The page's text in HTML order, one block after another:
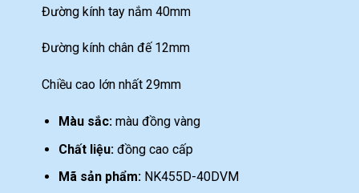
Đường kính tay nắm 40mm
Đường kính chân đế 12mm
Chiều cao lớn nhất 29mm
Màu sắc:màu đồng vàng
Chất liệu:đồng cao cấp
Mã sản phẩm:NK455D-40DVM